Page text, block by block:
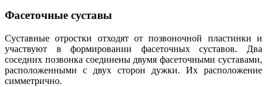
Фасеточные суставы
Суставные отростки отходят от позвоночной пластинки и
участвуют в формировании фасеточных суставов. Два
соседних позвонка соединены двумя фасеточными суставами,
расположенными с двух сторон дужки. Их расположение
симметрично.